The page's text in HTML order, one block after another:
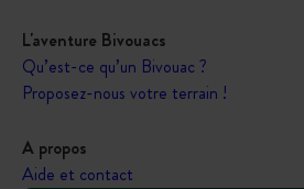
L'aventure Bivouacs
Qu’est-ce qu’un Bivouac ?
Proposez-nous votre terrain !
A propos
Aide et contact